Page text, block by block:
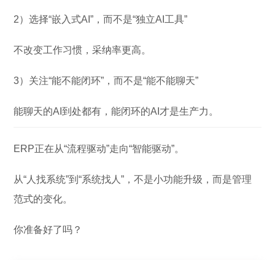
2）选择“嵌入式AI”，而不是“独立AI工具”
不改变工作习惯，采纳率更高。
3）关注“能不能闭环”，而不是“能不能聊天”
能聊天的AI到处都有，能闭环的AI才是生产力。
ERP正在从“流程驱动”走向“智能驱动”。
从“人找系统”到“系统找人”，不是小功能升级，而是管理
范式的变化。
你准备好了吗？